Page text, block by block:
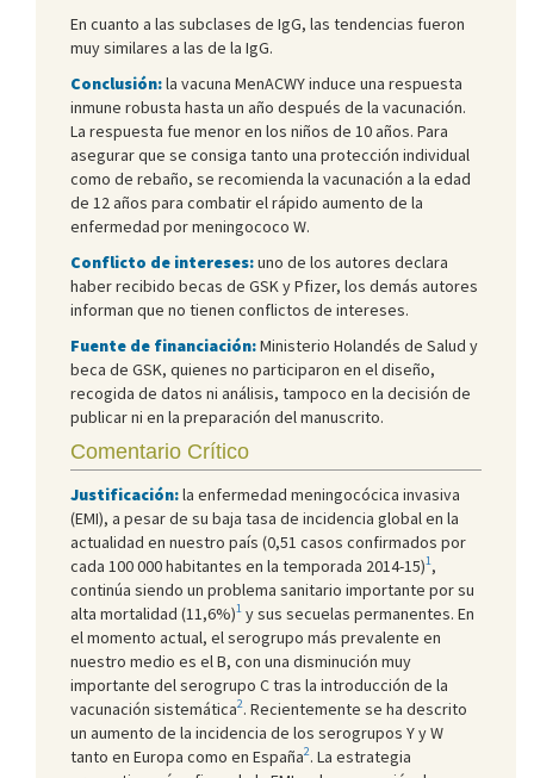
En cuanto a las subclases de IgG, las tendencias fueron
muy similares a las de la IgG.
Conclusión:la vacuna MenACWY induce una respuesta
inmune robusta hasta un año después de la vacunación.
La respuesta fue menor en los niños de 10 años. Para
asegurar que se consiga tanto una protección individual
como de rebaño, se recomienda la vacunación a la edad
de 12 años para combatir el rápido aumento de la
enfermedad por meningococo W.
Conflicto de intereses:uno de los autores declara
haber recibido becas de GSK y Pfizer, los demás autores
informan que no tienen conflictos de intereses.
Fuente de financiación:Ministerio Holandés de Salud y
beca de GSK, quienes no participaron en el diseño,
recogida de datos ni análisis, tampoco en la decisión de
publicar ni en la preparación del manuscrito.
Comentario Crítico
Justificación:la enfermedad meningocócica invasiva
(EMI), a pesar de su baja tasa de incidencia global en la
actualidad en nuestro país (0,51 casos confirmados por
cada 100 000 habitantes en la temporada 2014-15)1,
continúa siendo un problema sanitario importante por su
alta mortalidad (11,6%)1 y sus secuelas permanentes. En
el momento actual, el serogrupo más prevalente en
nuestro medio es el B, con una disminución muy
importante del serogrupo C tras la introducción de la
vacunación sistemática2. Recientemente se ha descrito
un aumento de la incidencia de los serogrupos Y y W
tanto en Europa como en España2. La estrategia